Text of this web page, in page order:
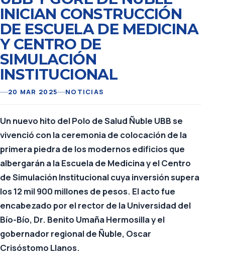
INICIAN CONSTRUCCIÓN
DE ESCUELA DE MEDICINA
Y CENTRO DE
SIMULACIÓN
INSTITUCIONAL
20 MAR 2025 NOTICIAS
Un nuevo hito del Polo de Salud Ñuble UBB se
vivenció con la ceremonia de colocación de la
primera piedra de los modernos edificios que
albergarán a la Escuela de Medicina y el Centro
de Simulación Institucional cuya inversión supera
los 12 mil 900 millones de pesos. El acto fue
encabezado por el rector de la Universidad del
Bío-Bío, Dr. Benito Umaña Hermosilla y el
gobernador regional de Ñuble, Oscar
Crisóstomo Llanos.